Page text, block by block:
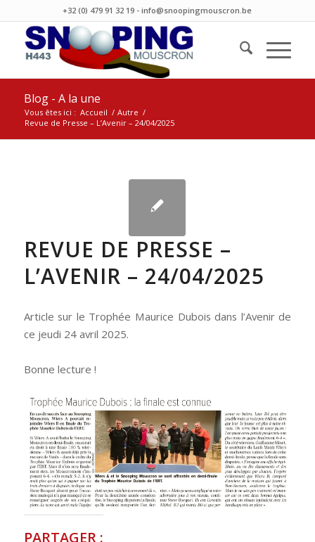
+32 (0) 479 91 32 19 - info@snoopingmouscron.be
Blog - A la une
Vous êtes ici : Accueil / Autre /
Revue de Presse – L’Avenir – 24/04/2025
REVUE DE PRESSE –
L’AVENIR – 24/04/2025
Article sur le Trophée Maurice Dubois dans l’Avenir de
ce jeudi 24 avril 2025.
Bonne lecture !
PARTAGER :